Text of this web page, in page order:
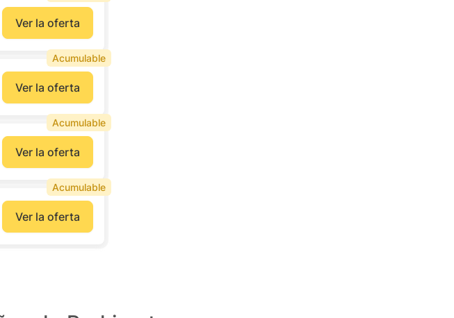
Ver la oferta
Ver la oferta
Acumulable
Ver la oferta
Acumulable
Ver la oferta
Acumulable